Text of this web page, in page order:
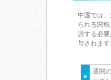
中国では
られる関
請する必
与されます
a
通関